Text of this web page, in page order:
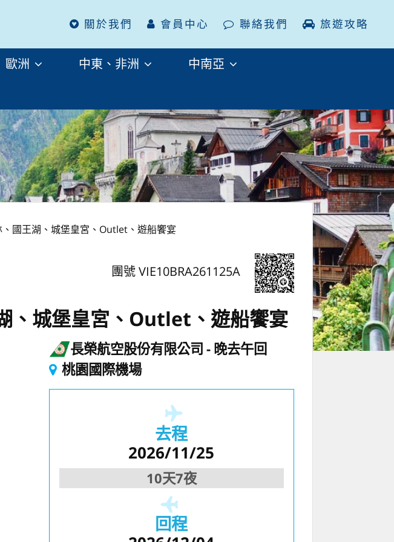
關於我們 會員中心 聯絡我們 旅遊攻略
歐洲 中東、非洲
中南亞
國王湖、城堡皇宮、Outlet、遊船饗宴
團號 VIE10BRA261125A
、城堡皇宮、Outlet、遊船饗宴
長榮航空股份有限公司
晚去午回
桃園國際機場
去程
2026/11/25
10天7夜
回程